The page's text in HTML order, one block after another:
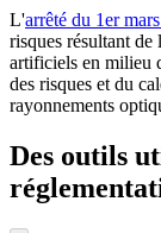
L'arrêté du 1er
risques résultant
artificiels en milieu
des risques et du
rayonnements
Des outils